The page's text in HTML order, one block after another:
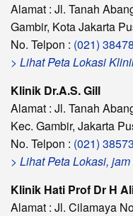
Alamat : Jl. Tanah
Gambir, Kota Jakarta
No. Telpon : (021)
> Lihat Peta Lokasi
Klinik Dr.A.S. Gill
Alamat : Jl. Tanah
Kec. Gambir, Jakarta
No. Telpon : (021)
> Lihat Peta Lokasi,
Klinik Hati Prof Dr H
Alamat : Jl. Cilamaya